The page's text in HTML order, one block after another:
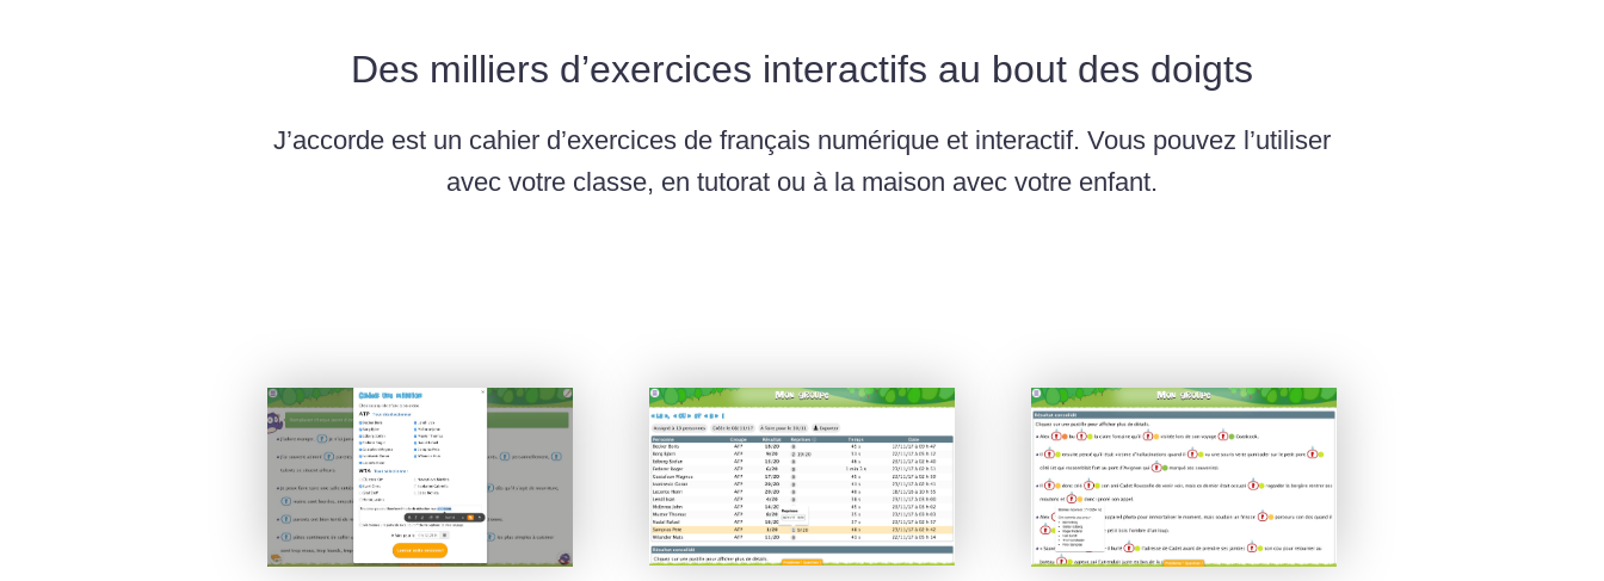
Des milliers d’exercices interactifs au bout des doigts
J’accorde est un cahier d’exercices de français numérique et interactif. Vous pouvez l’utiliser
avec votre classe, en tutorat ou à la maison avec votre enfant.